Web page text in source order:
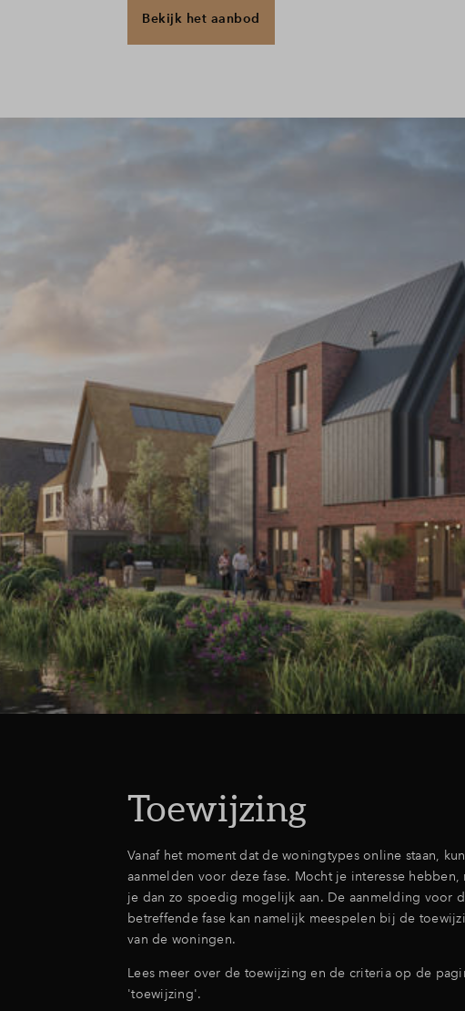
Bekijk het aanbod
Toewijzing
Vanaf het moment dat de woningtypes online staan,
aanmelden voor deze fase. Mocht je interesse hebben,
je dan zo spoedig mogelijk aan. De aanmelding voor
betreffende fase kan namelijk meespelen bij de
van de woningen.
Lees meer over de toewijzing en de criteria op de
'toewijzing'.